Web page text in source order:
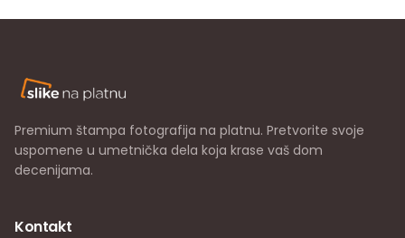
Premium štampa fotografija na platnu. Pretvorite svoje
uspomene u umetnička dela koja krase vaš dom
decenijama.
Kontakt